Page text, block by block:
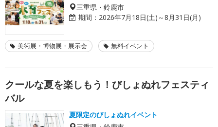
三重県・鈴鹿市
期間： 2026年7月18日(土)～8月31日(月)
美術展・博物展・展示会 無料イベント
クールな夏を楽しもう！びしょぬれフェスティ
バル
夏限定のびしょぬれイベント